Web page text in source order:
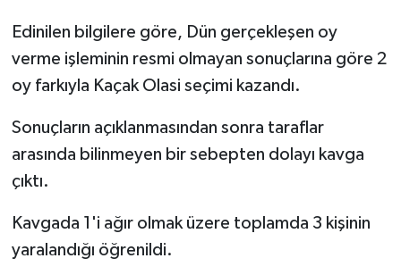
Edinilen bilgilere göre, Dün gerçekleşen oy
verme işleminin resmi olmayan sonuçlarına göre 2
oy farkıyla Kaçak Olasi seçimi kazandı.
Sonuçların açıklanmasından sonra taraflar
arasında bilinmeyen bir sebepten dolayı kavga
çıktı.
Kavgada 1'i ağır olmak üzere toplamda 3 kişinin
yaralandığı öğrenildi.